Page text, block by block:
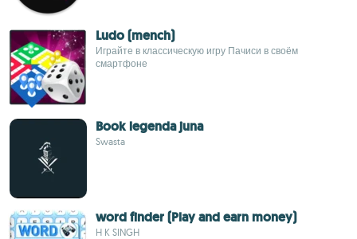
Ludo (mench)
Играйте в классическую игру Пачиси в своём
смартфоне
Book legenda juna
Swasta
word finder (Play and earn money)
H K SINGH